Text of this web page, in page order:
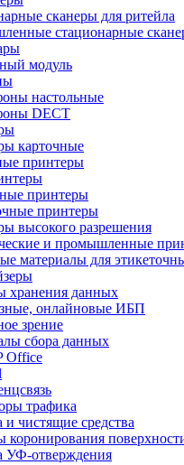
сканеры для ритейла
стационарные
модуль
настольные
DECT
карточные
принтеры
принтеры
принтеры
высокого разрешения
и промышленные
материалы для
хранения данных
онлайновые ИБП
зрение
сбора данных
Office
трафика
и чистящие средства
коронирования
УФ-отверждения